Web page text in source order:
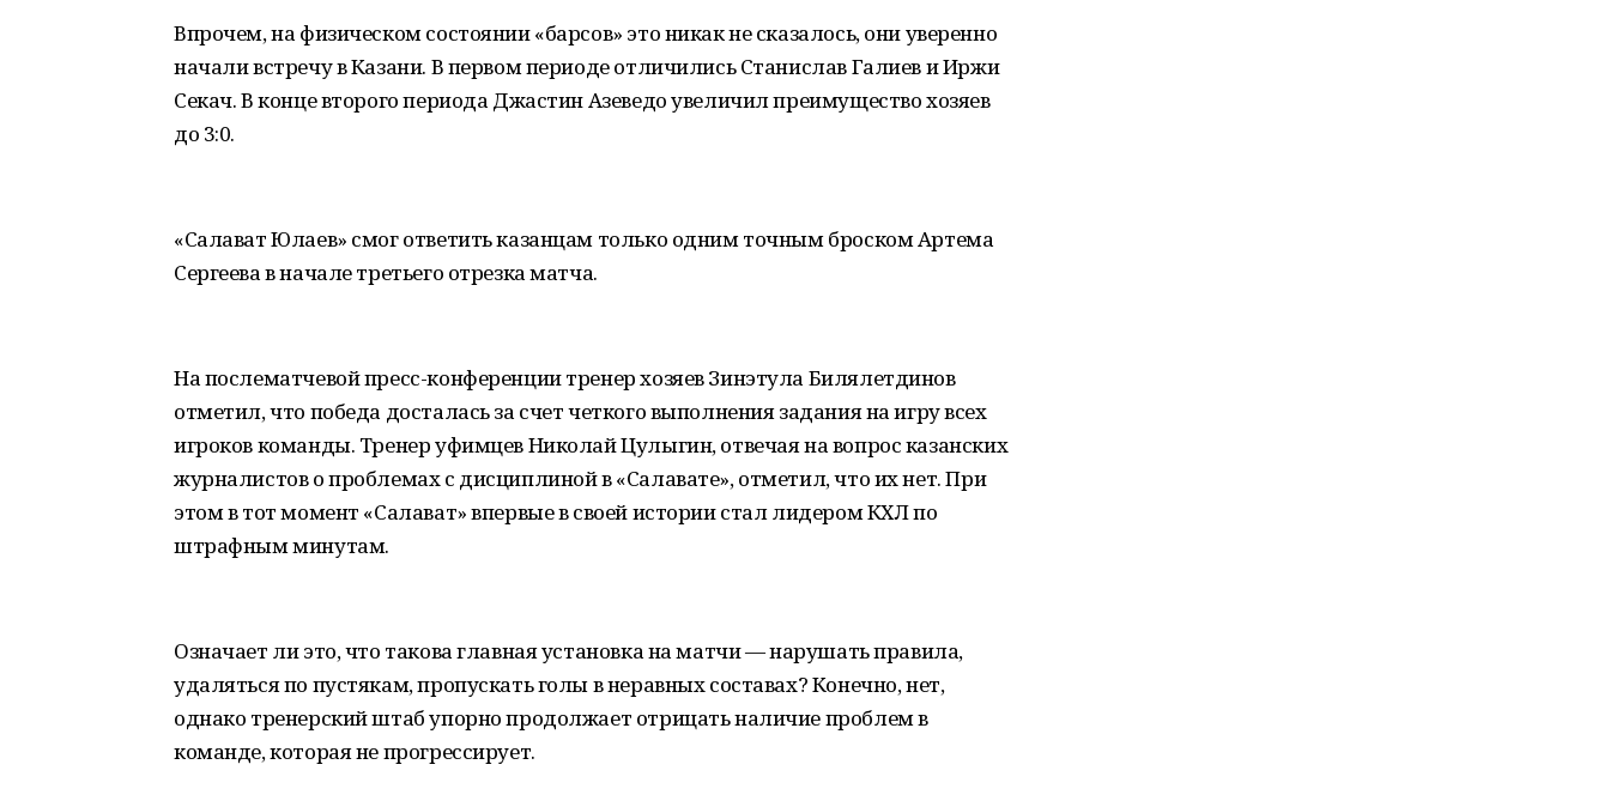
Впрочем, на физическом состоянии «барсов» это никак не сказалось, они уверенно
начали встречу в Казани. В первом периоде отличились Станислав Галиев и Иржи
Секач. В конце второго периода Джастин Азеведо увеличил преимущество хозяев
до 3:0.
«Салават Юлаев» смог ответить казанцам только одним точным броском Артема
Сергеева в начале третьего отрезка матча.
На послематчевой пресс-конференции тренер хозяев Зинэтула Билялетдинов
отметил, что победа досталась за счет четкого выполнения задания на игру всех
игроков команды. Тренер уфимцев Николай Цулыгин, отвечая на вопрос казанских
журналистов о проблемах с дисциплиной в «Салавате», отметил, что их нет. При
этом в тот момент «Салават» впервые в своей истории стал лидером КХЛ по
штрафным минутам.
Означает ли это, что такова главная установка на матчи — нарушать правила,
удаляться по пустякам, пропускать голы в неравных составах? Конечно, нет,
однако тренерский штаб упорно продолжает отрицать наличие проблем в
команде, которая не прогрессирует.